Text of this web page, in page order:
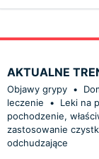
AKTUALNE
Objawy grypy •
leczenie
• Leki na
pochodzenie,
zastosowanie
odchudzające